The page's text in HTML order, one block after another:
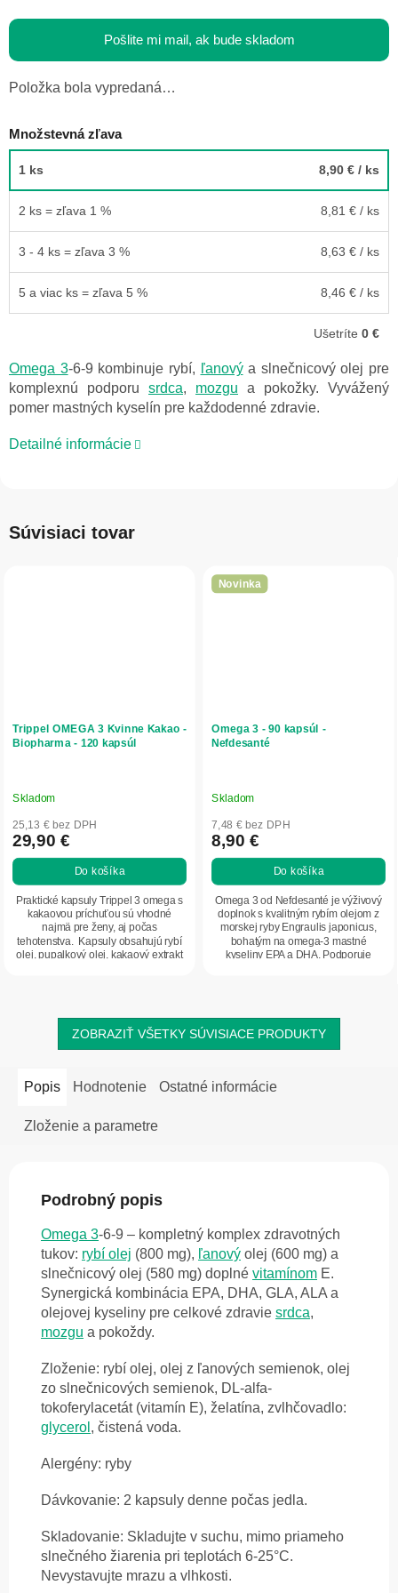
Pošlite mi mail, ak bude skladom
Položka bola vypredaná…
Množstevná zľava
1 ks 8,90 € / ks
2 ks = zľava 1 % 8,81 € / ks
3 - 4 ks = zľava 3 % 8,63 € / ks
5 a viac ks = zľava 5 % 8,46 € / ks
Ušetríte 0 €
Omega 3-6-9 kombinuje rybí, ľanovýa slnečnicový olej pre
komplexnú podporu srdca, mozgu a pokožky. Vyvážený
pomer mastných kyselín pre každodenné zdravie.
Detailné informácie
Súvisiaci tovar
Trippel OMEGA 3 Kvinne Kakao -
Biopharma - 120 kapsúl
Skladom
25,13 € bez DPH
29,90 €
Do košíka
Praktické kapsuly Trippel 3 omega s
kakaovou príchuťou sú vhodné
najmä pre ženy, aj počas
tehotenstva. Kapsuly obsahujú rybí
olej, pupalkový olej, kakaový extrakt
Novinka
Omega 3 - 90 kapsúl -
Nefdesanté
Skladom
7,48 € bez DPH
8,90 €
Do košíka
Omega 3 od Nefdesanté je výživový
doplnok s kvalitným rybím olejom z
morskej ryby Engraulis japonicus,
bohatým na omega-3 mastné
kyseliny EPA a DHA. Podporuje
ZOBRAZIŤ VŠETKY SÚVISIACE PRODUKTY
Popis Hodnotenie Ostatné informácie
Zloženie a parametre
Podrobný popis
Omega 3-6-9 – kompletný komplex zdravotných
tukov: rybí olej (800 mg), ľanový olej (600 mg) a
slnečnicový olej (580 mg) doplné vitamínom E.
Synergická kombinácia EPA, DHA, GLA, ALA a
olejovej kyseliny pre celkové zdravie srdca,
mozgu a pokoždy.
Zloženie: rybí olej, olej z ľanových semienok, olej
zo slnečnicových semienok, DL-alfa-
tokoferylacetát (vitamín E), želatína, zvlhčovadlo:
glycerol , čistená voda.
Alergény: ryby
Dávkovanie: 2 kapsuly denne počas jedla.
Skladovanie: Skladujte v suchu, mimo priameho
slnečného žiarenia pri teplotách 6-25°C.
Nevystavujte mrazu a vlhkosti.